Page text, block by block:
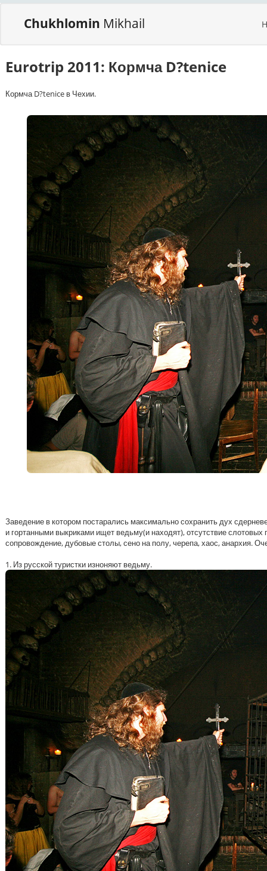
Chukhlomin Mikhail
Eurotrip 2011: Кормча D?tenice
Кормча D?tenice в Чехии.
Заведение в котором постарались максимально сохранить дух
и гортанными выкриками ищет ведьму(и находят), отсутствие
сопровождение, дубовые столы, сено на полу, черепа, хаос, анархия.
1. Из русской туристки изноняют ведьму.